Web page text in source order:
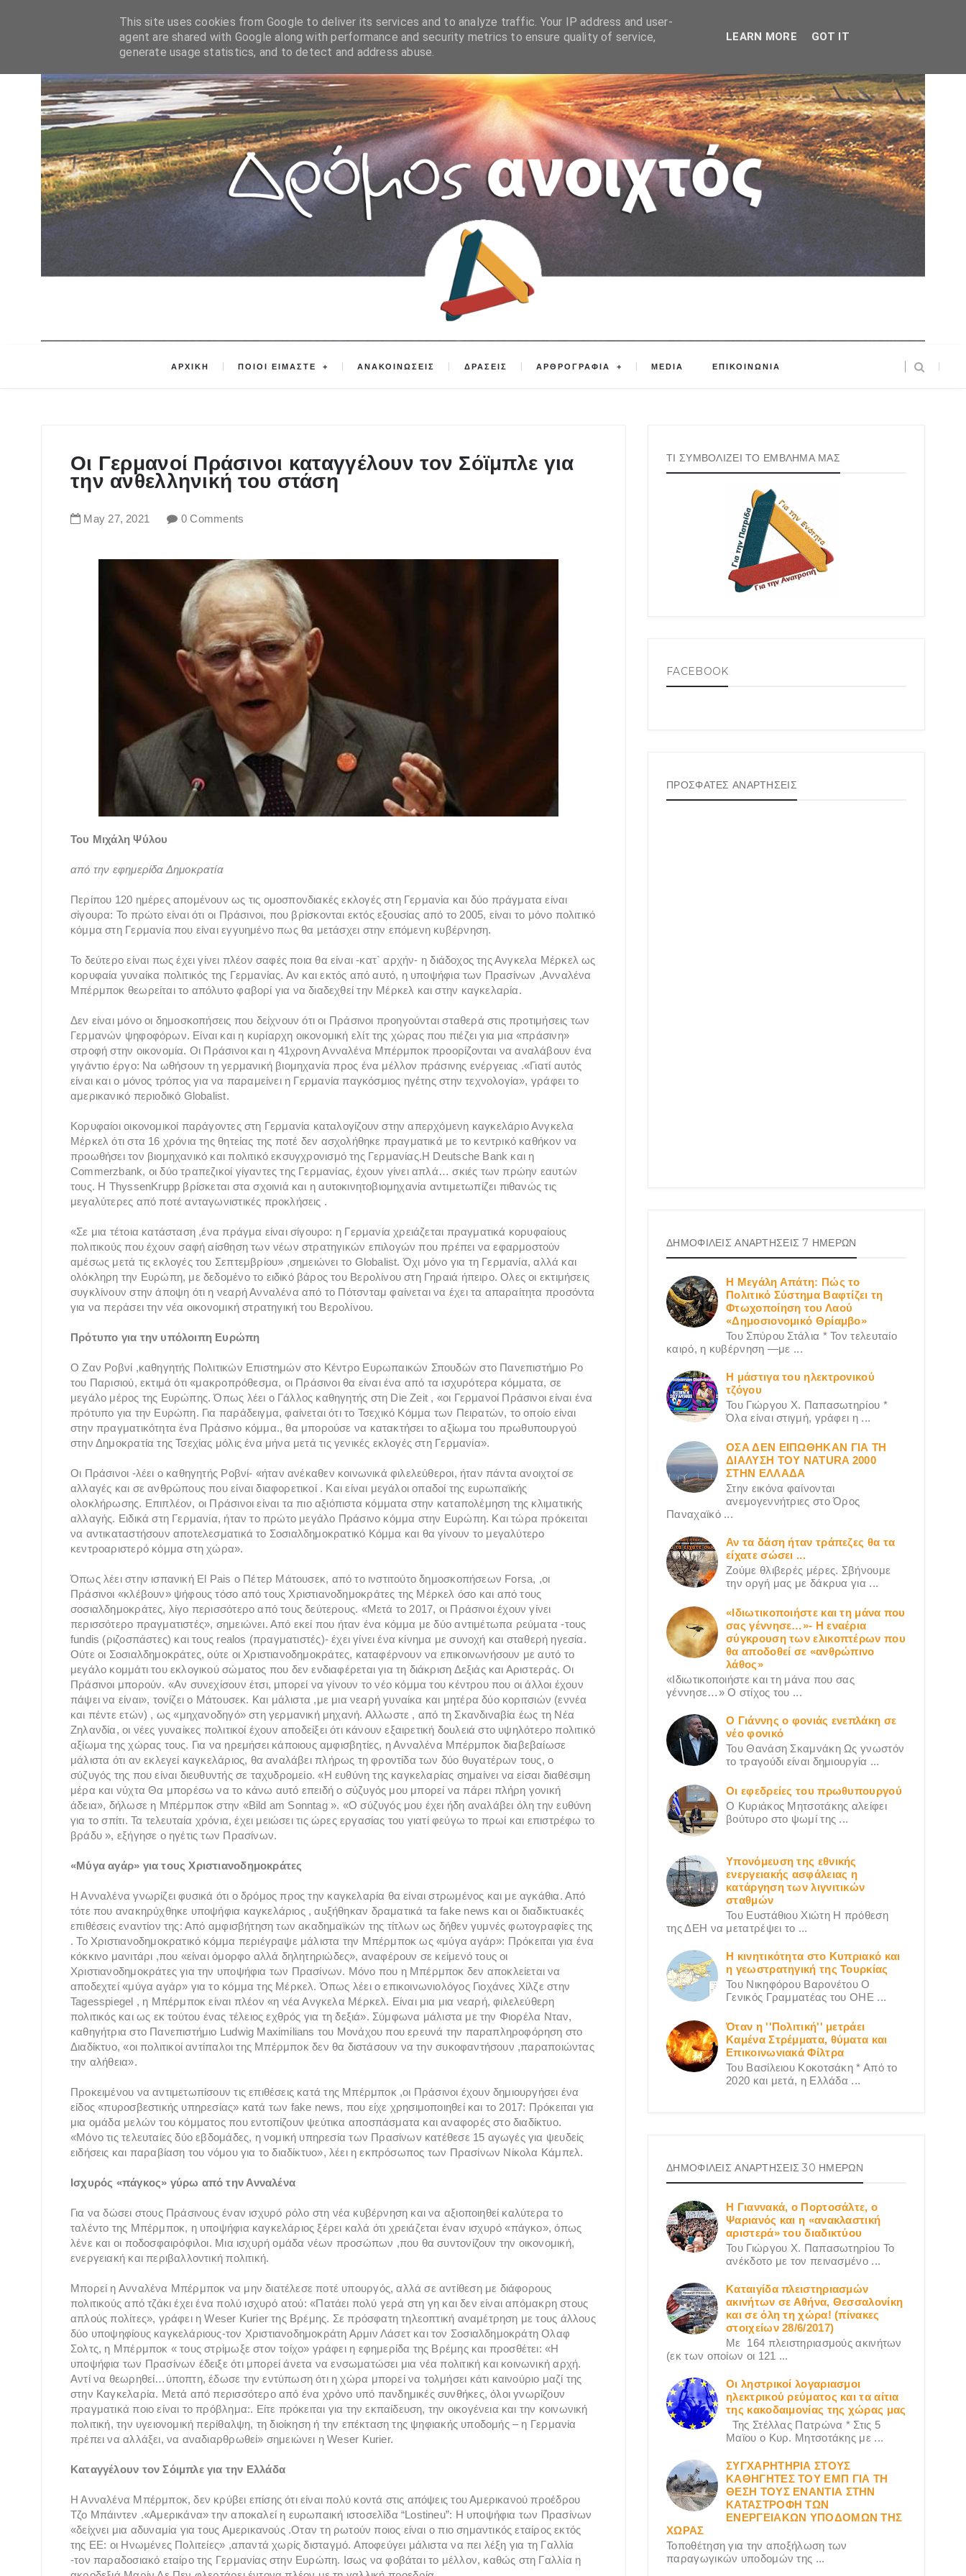
ΑΡΧΙΚΗ ΠΟΙΟΙ ΕΙΜΑΣΤΕ ΑΝΑΚΟΙΝΩΣΕΙΣ ΔΡΑΣΕΙΣ ΑΡΘΡΟΓΡΑΦΙΑ MEDIA ΕΠΙΚΟΙΝΩΝΙΑ
Οι Γερμανοί Πράσινοι καταγγέλουν τον Σόϊμπλε για
την ανθελληνική του στάση
May 27, 2021 0 Comments
Του Μιχάλη Ψύλου
από την εφημερίδα Δημοκρατία
Περίπου 120 ημέρες απομένουν ως τις ομοσπονδιακές εκλογές στη Γερμανία και δύο πράγματα είναι
σίγουρα: Το πρώτο είναι ότι οι Πράσινοι, που βρίσκονται εκτός εξουσίας από το 2005, είναι το μόνο πολιτικό
κόμμα στη Γερμανία που είναι εγγυημένο πως θα μετάσχει στην επόμενη κυβέρνηση.
Το δεύτερο είναι πως έχει γίνει πλέον σαφές ποια θα είναι -κατ` αρχήν- η διάδοχος της Ανγκελα Μέρκελ ως
κορυφαία γυναίκα πολιτικός της Γερμανίας. Αν και εκτός από αυτό, η υποψήφια των Πρασίνων ,Ανναλένα
Μπέρμποκ θεωρείται το απόλυτο φαβορί για να διαδεχθεί την Μέρκελ και στην καγκελαρία.
Δεν είναι μόνο οι δημοσκοπήσεις που δείχνουν ότι οι Πράσινοι προηγούνται σταθερά στις προτιμήσεις των
Γερμανών ψηφοφόρων. Είναι και η κυρίαρχη οικονομική ελίτ της χώρας που πιέζει για μια «πράσινη»
στροφή στην οικονομία. Οι Πράσινοι και η 41χρονη Ανναλένα Μπέρμποκ προορίζονται να αναλάβουν ένα
γιγάντιο έργο: Να ωθήσουν τη γερμανική βιομηχανία προς ένα μέλλον πράσινης ενέργειας .«Γιατί αυτός
είναι και ο μόνος τρόπος για να παραμείνει η Γερμανία παγκόσμιος ηγέτης στην τεχνολογία», γράφει το
αμερικανικό περιοδικό Globalist.
Κορυφαίοι οικονομικοί παράγοντες στη Γερμανία καταλογίζουν στην απερχόμενη καγκελάριο Ανγκελα
Μέρκελ ότι στα 16 χρόνια της θητείας της ποτέ δεν ασχολήθηκε πραγματικά με το κεντρικό καθήκον να
προωθήσει τον βιομηχανικό και πολιτικό εκσυγχρονισμό της Γερμανίας.Η Deutsche Bank και η
Commerzbank, οι δύο τραπεζικοί γίγαντες της Γερμανίας, έχουν γίνει απλά… σκιές των πρώην εαυτών
τους. Η ThyssenKrupp βρίσκεται στα σχοινιά και η αυτοκινητοβιομηχανία αντιμετωπίζει πιθανώς τις
μεγαλύτερες από ποτέ ανταγωνιστικές προκλήσεις .
«Σε μια τέτοια κατάσταση ,ένα πράγμα είναι σίγουρο: η Γερμανία χρειάζεται πραγματικά κορυφαίους
πολιτικούς που έχουν σαφή αίσθηση των νέων στρατηγικών επιλογών που πρέπει να εφαρμοστούν
αμέσως μετά τις εκλογές του Σεπτεμβρίου» ,σημειώνει το Globalist. Όχι μόνο για τη Γερμανία, αλλά και
ολόκληρη την Ευρώπη, με δεδομένο το ειδικό βάρος του Βερολίνου στη Γηραιά ήπειρο. Ολες οι εκτιμήσεις
συγκλίνουν στην άποψη ότι η νεαρή Ανναλένα από το Πότσνταμ φαίνεται να έχει τα απαραίτητα προσόντα
για να περάσει την νέα οικονομική στρατηγική του Βερολίνου.
Πρότυπο για την υπόλοιπη Ευρώπη
Ο Ζαν Ροβνί ,καθηγητής Πολιτικών Επιστημών στο Κέντρο Ευρωπαικών Σπουδών στο Πανεπιστήμιο Po
του Παρισιού, εκτιμά ότι «μακροπρόθεσμα, οι Πράσινοι θα είναι ένα από τα ισχυρότερα κόμματα, σε
μεγάλο μέρος της Ευρώπης. Όπως λέει ο Γάλλος καθηγητής στη Die Zeit , «οι Γερμανοί Πράσινοι είναι ένα
πρότυπο για την Ευρώπη. Για παράδειγμα, φαίνεται ότι το Τσεχικό Κόμμα των Πειρατών, το οποίο είναι
στην πραγματικότητα ένα Πράσινο κόμμα., θα μπορούσε να κατακτήσει το αξίωμα του πρωθυπουργού
στην Δημοκρατία της Τσεχίας μόλις ένα μήνα μετά τις γενικές εκλογές στη Γερμανία».
Οι Πράσινοι -λέει ο καθηγητής Ροβνί- «ήταν ανέκαθεν κοινωνικά φιλελεύθεροι, ήταν πάντα ανοιχτοί σε
αλλαγές και σε ανθρώπους που είναι διαφορετικοί . Και είναι μεγάλοι οπαδοί της ευρωπαϊκής
ολοκλήρωσης. Επιπλέον, οι Πράσινοι είναι τα πιο αξιόπιστα κόμματα στην καταπολέμηση της κλιματικής
αλλαγής. Ειδικά στη Γερμανία, ήταν το πρώτο μεγάλο Πράσινο κόμμα στην Ευρώπη. Και τώρα πρόκειται
να αντικαταστήσουν αποτελεσματικά το Σοσιαλδημοκρατικό Κόμμα και θα γίνουν το μεγαλύτερο
κεντροαριστερό κόμμα στη χώρα».
Όπως λέει στην ισπανική El Pais ο Πέτερ Μάτουσεκ, από το ινστιτούτο δημοσκοπήσεων Forsa, ,οι
Πράσινοι «κλέβουν» ψήφους τόσο από τους Χριστιανοδημοκράτες της Μέρκελ όσο και από τους
σοσιαλδημοκράτες, λίγο περισσότερο από τους δεύτερους. «Μετά το 2017, οι Πράσινοι έχουν γίνει
περισσότερο πραγματιστές», σημειώνει. Από εκεί που ήταν ένα κόμμα με δύο αντιμέτωπα ρεύματα -τους
fundis (ριζοσπάστες) και τους realos (πραγματιστές)- έχει γίνει ένα κίνημα με συνοχή και σταθερή ηγεσία.
Ούτε οι Σοσιαλδημοκράτες, ούτε οι Χριστιανοδημοκράτες, καταφέρνουν να επικοινωνήσουν με αυτό το
μεγάλο κομμάτι του εκλογικού σώματος που δεν ενδιαφέρεται για τη διάκριση Δεξιάς και Αριστεράς. Οι
Πράσινοι μπορούν. «Αν συνεχίσουν έτσι, μπορεί να γίνουν το νέο κόμμα του κέντρου που οι άλλοι έχουν
πάψει να είναι», τονίζει ο Μάτουσεκ. Και μάλιστα ,με μια νεαρή γυναίκα και μητέρα δύο κοριτσιών (εννέα
και πέντε ετών) , ως «μηχανοδηγό» στη γερμανική μηχανή. Αλλωστε , από τη Σκανδιναβία έως τη Νέα
Ζηλανδία, οι νέες γυναίκες πολιτικοί έχουν αποδείξει ότι κάνουν εξαιρετική δουλειά στο υψηλότερο πολιτικό
αξίωμα της χώρας τους. Για να ηρεμήσει κάποιους αμφισβητίες, η Ανναλένα Μπέρμποκ διαβεβαίωσε
μάλιστα ότι αν εκλεγεί καγκελάριος, θα αναλάβει πλήρως τη φροντίδα των δύο θυγατέρων τους, ο
σύζυγός της που είναι διευθυντής σε ταχυδρομείο. «Η ευθύνη της καγκελαρίας σημαίνει να είσαι διαθέσιμη
μέρα και νύχτα Θα μπορέσω να το κάνω αυτό επειδή ο σύζυγός μου μπορεί να πάρει πλήρη γονική
άδεια», δήλωσε η Μπέρμποκ στην «Bild am Sonntag ». «Ο σύζυγός μου έχει ήδη αναλάβει όλη την ευθύνη
για το σπίτι. Τα τελευταία χρόνια, έχει μειώσει τις ώρες εργασίας του γιατί φεύγω το πρωί και επιστρέφω το
βράδυ », εξήγησε ο ηγέτις των Πρασίνων.
«Μύγα αγάρ» για τους Χριστιανοδημοκράτες
Η Ανναλένα γνωρίζει φυσικά ότι ο δρόμος προς την καγκελαρία θα είναι στρωμένος και με αγκάθια. Από
τότε που ανακηρύχθηκε υποψήφια καγκελάριος , αυξήθηκαν δραματικά τα fake news και οι διαδικτυακές
επιθέσεις εναντίον της: Από αμφισβήτηση των ακαδημαϊκών της τίτλων ως δήθεν γυμνές φωτογραφίες της
. Το Χριστιανοδημοκρατικό κόμμα περιέγραψε μάλιστα την Μπέρμποκ ως «μύγα αγάρ»: Πρόκειται για ένα
κόκκινο μανιτάρι ,που «είναι όμορφο αλλά δηλητηριώδες», αναφέρουν σε κείμενό τους οι
Χριστιανοδημοκράτες για την υποψήφια των Πρασίνων. Μόνο που η Μπέρμποκ δεν αποκλείεται να
αποδεχτεί «μύγα αγάρ» για το κόμμα της Μέρκελ. Όπως λέει ο επικοινωνιολόγος Γιοχάνες Χίλζε στην
Tagesspiegel , η Μπέρμποκ είναι πλέον «η νέα Ανγκελα Μέρκελ. Είναι μια μια νεαρή, φιλελεύθερη
πολιτικός και ως εκ τούτου ένας τέλειος εχθρός για τη δεξιά». Σύμφωνα μάλιστα με την Φιορέλα Νταν,
καθηγήτρια στο Πανεπιστήμιο Ludwig Maximilians του Μονάχου που ερευνά την παραπληροφόρηση στο
Διαδίκτυο, «οι πολιτικοί αντίπαλοι της Μπέρμποκ δεν θα διστάσουν να την συκοφαντήσουν ,παραποιώντας
την αλήθεια».
Προκειμένου να αντιμετωπίσουν τις επιθέσεις κατά της Μπέρμποκ ,οι Πράσινοι έχουν δημιουργήσει ένα
είδος «πυροσβεστικής υπηρεσίας» κατά των fake news, που είχε χρησιμοποιηθεί και το 2017: Πρόκειται για
μια ομάδα μελών του κόμματος που εντοπίζουν ψεύτικα αποσπάσματα και αναφορές στο διαδίκτυο.
«Μόνο τις τελευταίες δύο εβδομάδες, η νομική υπηρεσία των Πρασίνων κατέθεσε 15 αγωγές για ψευδείς
ειδήσεις και παραβίαση του νόμου για το διαδίκτυο», λέει η εκπρόσωπος των Πρασίνων Νίκολα Κάμπελ.
Ισχυρός «πάγκος» γύρω από την Ανναλένα
Για να δώσει στους Πράσινους έναν ισχυρό ρόλο στη νέα κυβέρνηση και να αξιοποιηθεί καλύτερα το
ταλέντο της Μπέρμποκ, η υποψήφια καγκελάριος ξέρει καλά ότι χρειάζεται έναν ισχυρό «πάγκο», όπως
λένε και οι ποδοσφαιρόφιλοι. Μια ισχυρή ομάδα νέων προσώπων ,που θα συντονίζουν την οικονομική,
ενεργειακή και περιβαλλοντική πολιτική.
Μπορεί η Ανναλένα Μπέρμποκ να μην διατέλεσε ποτέ υπουργός, αλλά σε αντίθεση με διάφορους
πολιτικούς από τζάκι έχει ένα πολύ ισχυρό ατού: «Πατάει πολύ γερά στη γη και δεν είναι απόμακρη στους
απλούς πολίτες», γράφει η Weser Kurier της Βρέμης. Σε πρόσφατη τηλεοπτική αναμέτρηση με τους άλλους
δύο υποψηφίους καγκελάριους-τον Χριστιανοδημοκράτη Αρμιν Λάσετ και τον Σοσιαλδημοκράτη Ολαφ
Σολτς, η Μπέρμποκ « τους στρίμωξε στον τοίχο» γράφει η εφημερίδα της Βρέμης και προσθέτει: «Η
υποψήφια των Πρασίνων έδειξε ότι μπορεί άνετα να ενσωματώσει μια νέα πολιτική και κοινωνική αρχή.
Αντί να θεωρηθεί…ύποπτη, έδωσε την εντύπωση ότι η χώρα μπορεί να τολμήσει κάτι καινούριο μαζί της
στην Καγκελαρία. Μετά από περισσότερο από ένα χρόνο υπό πανδημικές συνθήκες, όλοι γνωρίζουν
πραγματικά ποιο είναι το πρόβλημα:. Είτε πρόκειται για την εκπαίδευση, την οικογένεια και την κοινωνική
πολιτική, την υγειονομική περίθαλψη, τη διοίκηση ή την επέκταση της ψηφιακής υποδομής – η Γερμανία
πρέπει να αλλάξει, να αναδιαρθρωθεί» σημειώνει η Weser Kurier.
Καταγγέλουν τον Σόιμπλε για την Ελλάδα
Η Ανναλένα Μπέρμποκ, δεν κρύβει επίσης ότι είναι πολύ κοντά στις απόψεις του Αμερικανού προέδρου
Τζο Μπάιντεν .«Αμερικάνα» την αποκαλεί η ευρωπαική ιστοσελίδα “Lostineu”: Η υποψήφια των Πρασίνων
«δείχνει μια αδυναμία για τους Αμερικανούς .Οταν τη ρωτούν ποιος είναι ο πιο σημαντικός εταίρος εκτός
της ΕΕ: ​​οι Ηνωμένες Πολιτείες» ,απαντά χωρίς δισταγμό. Αποφεύγει μάλιστα να πει λέξη για τη Γαλλία
-τον παραδοσιακό εταίρο της Γερμανίας στην Ευρώπη. Ισως να φοβάται το μέλλον, καθώς στη Γαλλία η
ΤΙ ΣΥΜΒΟΛΙΖΕΙ ΤΟ ΕΜΒΛΗΜΑ ΜΑΣ
FACEBOOK
ΠΡΟΣΦΑΤΕΣ ΑΝΑΡΤΗΣΕΙΣ
ΔΗΜΟΦΙΛΕΙΣ ΑΝΑΡΤΗΣΕΙΣ 7 ΗΜΕΡΩΝ
Η Μεγάλη Απάτη: Πώς το
Πολιτικό Σύστημα Βαφτίζει τη
Φτωχοποίηση του Λαού
«Δημοσιονομικό Θρίαμβο»
Του Σπύρου Στάλια * Τον τελευταίο
καιρό, η κυβέρνηση —με ...
Η μάστιγα του ηλεκτρονικού
τζόγου
Του Γιώργου X. Παπασωτηρίου *
Όλα είναι στιγμή, γράφει η ...
ΟΣΑ ΔΕN ΕΙΠΩΘΗΚΑΝ ΓΙΑ ΤΗ
ΔΙΑΛΥΣΗ ΤΟΥ NATURA 2000
ΣΤΗΝ ΕΛΛΑΔΑ
Στην εικόνα φαίνονται
ανεμογεννήτριες στο Όρος
Παναχαϊκό ...
Αν τα δάση ήταν τράπεζες θα τα
είχατε σώσει ...
Ζούμε θλιβερές μέρες. Σβήνουμε
την οργή μας με δάκρυα για ...
«Ιδιωτικοποιήστε και τη μάνα που
σας γέννησε…»- Η εναέρια
σύγκρουση των ελικοπτέρων που
θα αποδοθεί σε «ανθρώπινο
λάθος»
«Ιδιωτικοποιήστε και τη μάνα που σας
γέννησε…» Ο στίχος του ...
Ο Γιάννης ο φονιάς ενεπλάκη σε
νέο φονικό
Του Θανάση Σκαμνάκη Ως γνωστόν
το τραγούδι είναι δημιουργία ...
Οι εφεδρείες του πρωθυπουργού
Ο Κυριάκος Μητσοτάκης αλείφει
βούτυρο στο ψωμί της ...
Υπονόμευση της εθνικής
ενεργειακής ασφάλειας η
κατάργηση των λιγνιτικών
σταθμών
Του Ευστάθιου Χιώτη Η πρόθεση
της ΔΕΗ να μετατρέψει το ...
Η κινητικότητα στο Κυπριακό και
η γεωστρατηγική της Τουρκίας
Του Νικηφόρου Βαρονέτου Ο
Γενικός Γραμματέας του ΟΗΕ ...
Όταν η ''Πολιτική'' μετράει
Καμένα Στρέμματα, θύματα και
Επικοινωνιακά Φίλτρα
Του Βασίλειου Κοκοτσάκη * Από το
2020 και μετά, η Ελλάδα ...
ΔΗΜΟΦΙΛΕΙΣ ΑΝΑΡΤΗΣΕΙΣ 30 ΗΜΕΡΩΝ
Η Γιαννακά, ο Πορτοσάλτε, ο
Ψαριανός και η «ανακλαστική
αριστερά» του διαδικτύου
Του Γιώργου X. Παπασωτηρίου Το
ανέκδοτο με τον πεινασμένο ...
Καταιγίδα πλειστηριασμών
ακινήτων σε Αθήνα, Θεσσαλονίκη
και σε όλη τη χώρα! (πίνακες
στοιχείων 28/6/2017)
Με 164 πλειστηριασμούς ακινήτων
(εκ των οποίων οι 121 ...
Οι ληστρικοί λογαριασμοι
ηλεκτρικού ρεύματος και τα αίτια
της κακοδαιμονίας της χώρας μας
Της Στέλλας Πατρώνα * Στις 5
Μαϊου ο Κυρ. Μητσοτάκης με ...
ΣΥΓΧΑΡΗΤΗΡΙΑ ΣΤΟΥΣ
ΚΑΘΗΓΗΤΕΣ ΤΟΥ ΕΜΠ ΓΙΑ ΤΗ
ΘΕΣΗ ΤΟΥΣ ΕΝΑΝΤΙΑ ΣΤΗΝ
ΚΑΤΑΣΤΡΟΦΗ ΤΩΝ
ΕΝΕΡΓΕΙΑΚΩΝ ΥΠΟΔΟΜΩΝ ΤΗΣ
ΧΩΡΑΣ
Τοποθέτηση για την αποξήλωση των
παραγωγικών υποδομών της ...
This site uses cookies from Google to deliver its services and to analyze traffic. Your IP address and user-
agent are shared with Google along with performance and security metrics to ensure quality of service,
generate usage statistics, and to detect and address abuse.
LEARN MORE GOT IT